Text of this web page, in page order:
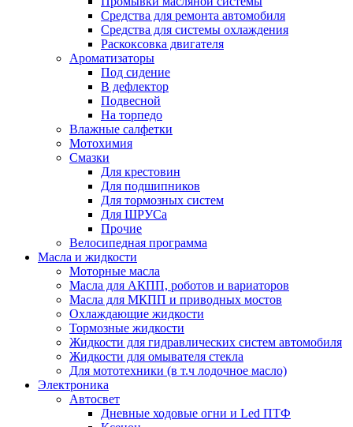
Средства для ремонта автомобиля
Средства для системы охлаждения
Раскоксовка двигателя
Ароматизаторы
Под сидение
В дефлектор
Подвесной
На торпедо
Влажные салфетки
Мотохимия
Смазки
Для крестовин
Для подшипников
Для тормозных систем
Для ШРУСа
Прочие
Велосипедная программа
Масла и жидкости
Моторные масла
Масла для АКПП, роботов и вариаторов
Масла для МКПП и приводных мостов
Охлаждающие жидкости
Тормозные жидкости
Жидкости для гидравлических систем автомобиля
Жидкости для омывателя стекла
Для мототехники (в т.ч лодочное масло)
Электроника
Автосвет
Дневные ходовые огни и Led ПТФ